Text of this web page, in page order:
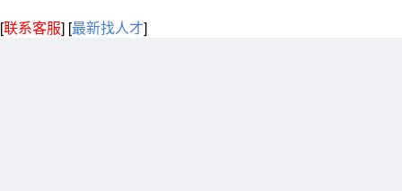
[联系客服] [最新找人才]